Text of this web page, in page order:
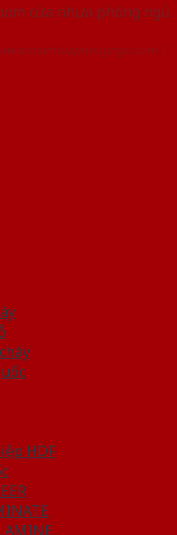
cửa nhựa phòng ngủ
|
HDF